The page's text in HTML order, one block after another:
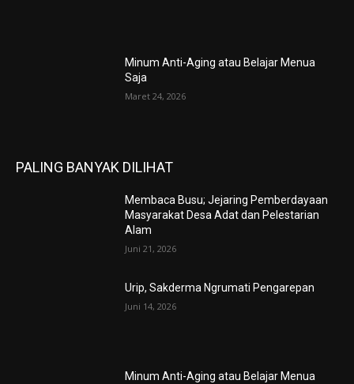
Minum Anti-Aging atau Belajar Menua
Saja
Maret 24, 2026
PALING BANYAK DILIHAT
Membaca Busu; Jejaring Pemberdayaan
Masyarakat Desa Adat dan Pelestarian
Alam
Juni 21, 2026
Urip, Sakderma Ngrumati Pengarepan
Juni 14, 2026
Minum Anti-Aging atau Belajar Menua